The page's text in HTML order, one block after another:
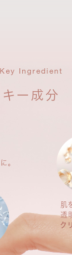
Key Ingredient
キー成分
に。
肌
透
ク